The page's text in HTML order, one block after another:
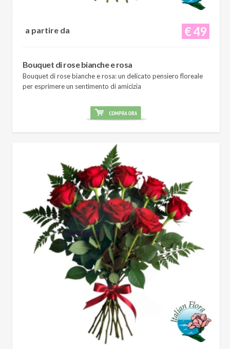
€ 49
a partire da
Bouquet di rose bianche e rosa
Bouquet di rose bianche e rosa: un delicato pensiero floreale
per esprimere un sentimento di amicizia